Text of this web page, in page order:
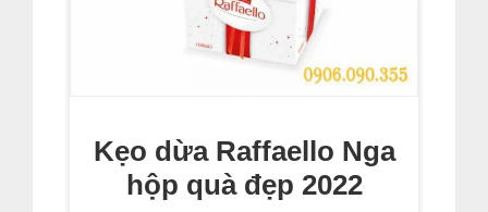
Kẹo dừa Raffaello Nga
hộp quà đẹp 2022